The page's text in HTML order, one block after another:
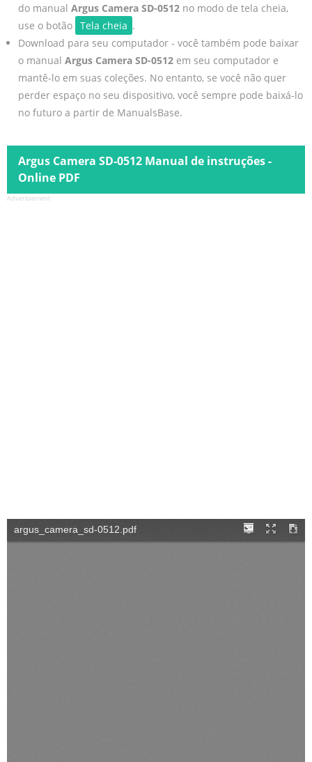
do manual Argus Camera SD-0512no modo de tela cheia,
use o botão Tela cheia .
Download para seu computador - você também pode baixar
o manual Argus Camera SD-0512em seu computador e
mantê-lo em suas coleções. No entanto, se você não quer
perder espaço no seu dispositivo, você sempre pode baixá-lo
no futuro a partir de ManualsBase.
Argus Camera SD-0512 Manual de instruções -
Online PDF
Advertisement